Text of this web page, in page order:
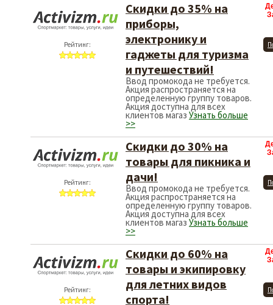
Рейтинг:
Скидки до 35% на
приборы,
электронику и
гаджеты для туризма
и путешествий!
Ввод промокода не требуется.
Акция распространяется на
определенную группу товаров.
Акция доступна для всех
клиентов магаз Узнать больше
>>
Рейтинг:
Скидки до 30% на
товары для пикника и
дачи!
Ввод промокода не требуется.
Акция распространяется на
определенную группу товаров.
Акция доступна для всех
клиентов магаз Узнать больше
>>
Рейтинг:
Скидки до 60% на
товары и экипировку
для летних видов
спорта!